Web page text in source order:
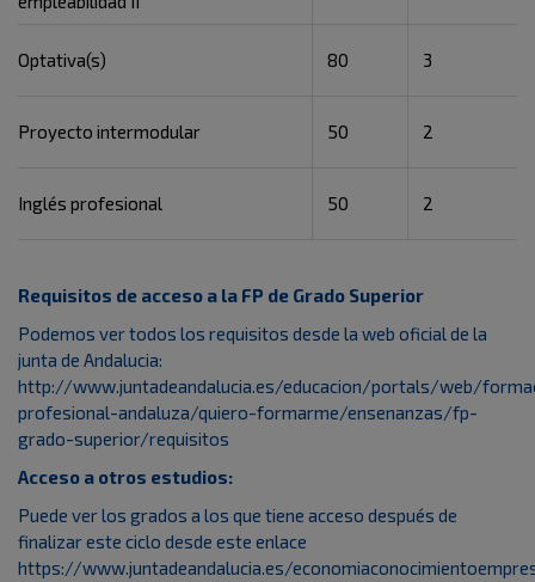
Optativa(s) 80 3
Proyecto intermodular 50 2
Inglés profesional 50 2
Requisitos de acceso a la FP de Grado Superior
Podemos ver todos los requisitos desde la web oficial de la
junta de Andalucia:
http://www.juntadeandalucia.es/educacion/portals/web/
profesional-andaluza/quiero-formarme/ensenanzas/fp-
grado-superior/requisitos
Acceso a otros estudios:
Puede ver los grados a los que tiene acceso después de
finalizar este ciclo desde este enlace
https://www.juntadeandalucia.es/